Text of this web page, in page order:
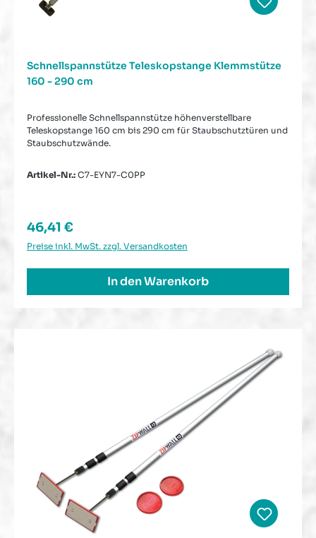
Schnellspannstütze Teleskopstange Klemmstütze
160 - 290 cm
Professionelle Schnellspannstütze höhenverstellbare
Teleskopstange 160 cm bis 290 cm für Staubschutztüren und
Staubschutzwände.
Artikel-Nr.: C7-EYN7-C0PP
Regulärer Preis:
46,41 €
Preise inkl. MwSt. zzgl. Versandkosten
In den Warenkorb